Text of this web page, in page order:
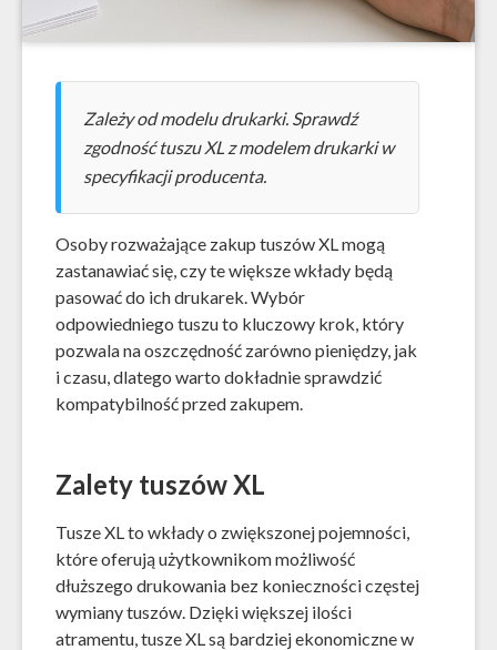
Zależy od modelu drukarki. Sprawdź
zgodność tuszu XL z modelem drukarki w
specyfikacji producenta.
Osoby rozważające zakup tuszów XL mogą
zastanawiać się, czy te większe wkłady będą
pasować do ich drukarek. Wybór
odpowiedniego tuszu to kluczowy krok, który
pozwala na oszczędność zarówno pieniędzy, jak
i czasu, dlatego warto dokładnie sprawdzić
kompatybilność przed zakupem.
Zalety tuszów XL
Tusze XL to wkłady o zwiększonej pojemności,
które oferują użytkownikom możliwość
dłuższego drukowania bez konieczności częstej
wymiany tuszów. Dzięki większej ilości
atramentu, tusze XL są bardziej ekonomiczne w